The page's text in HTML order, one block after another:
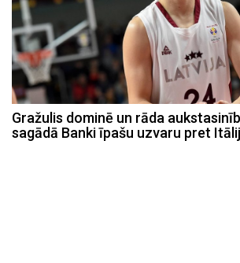
Gražulis dominē un rāda
sagādā Banki īpašu uzvaru pret